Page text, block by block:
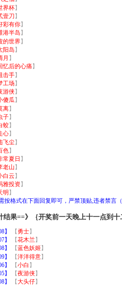
界杯】
壹刀 】
彩有你】
港半岛 】
的世界】
阳岛 】
月 】
忆后的心痛 】
击手】
工场】
游侠】
傻瓜 】
离】
子】
蛟】
心】
飞尘 】
色】
常夏日 】
老山 】
白云】
雅投资】
明 】
格式在下面回复即可，严禁顶贴,违者禁言
果==》｛开奖前一天晚上十一点到十
】 【 勇士】
】
【花木兰 】
】
【蓝色妖姬】
】
【洋洋得意】
】
【小白 】
】
【夜游侠】
】
【大头仔】